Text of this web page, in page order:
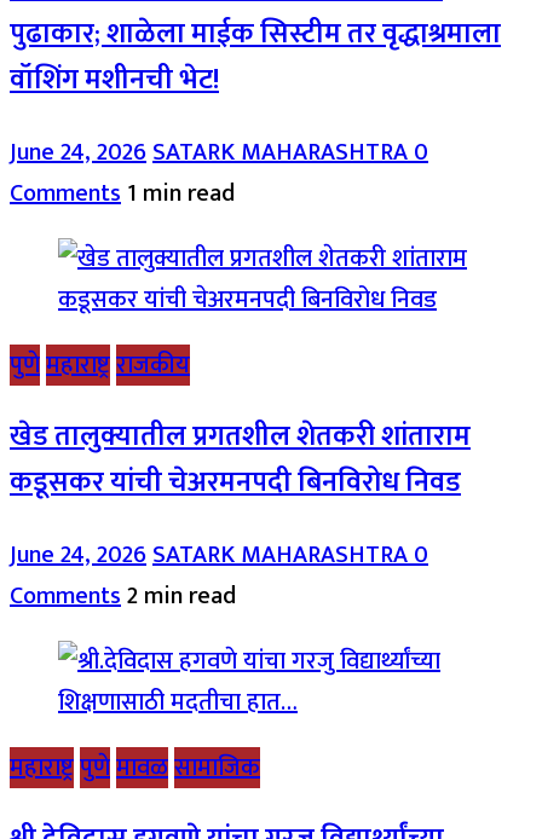
पुढाकार; शाळेला माईक सिस्टीम तर वृद्धाश्रमाला
वॉशिंग मशीनची भेट!
June 24, 2026SATARK MAHARASHTRA0
Comments1 min read
पुणेमहाराष्ट्रराजकीय
खेड तालुक्यातील प्रगतशील शेतकरी शांताराम
कडूसकर यांची चेअरमनपदी बिनविरोध निवड
June 24, 2026SATARK MAHARASHTRA0
Comments2 min read
महाराष्ट्रपुणेमावळसामाजिक